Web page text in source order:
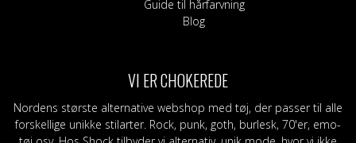
Guide til hårfarvning
Blog
VI ER CHOKEREDE
Nordens største alternative webshop med tøj, der passer til alle
forskellige unikke stilarter. Rock, punk, goth, burlesk, 70'er, emo-